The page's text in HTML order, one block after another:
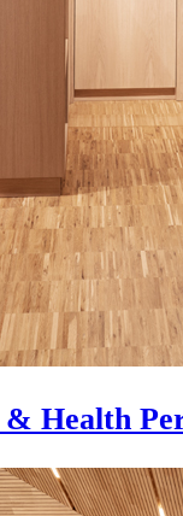
Health